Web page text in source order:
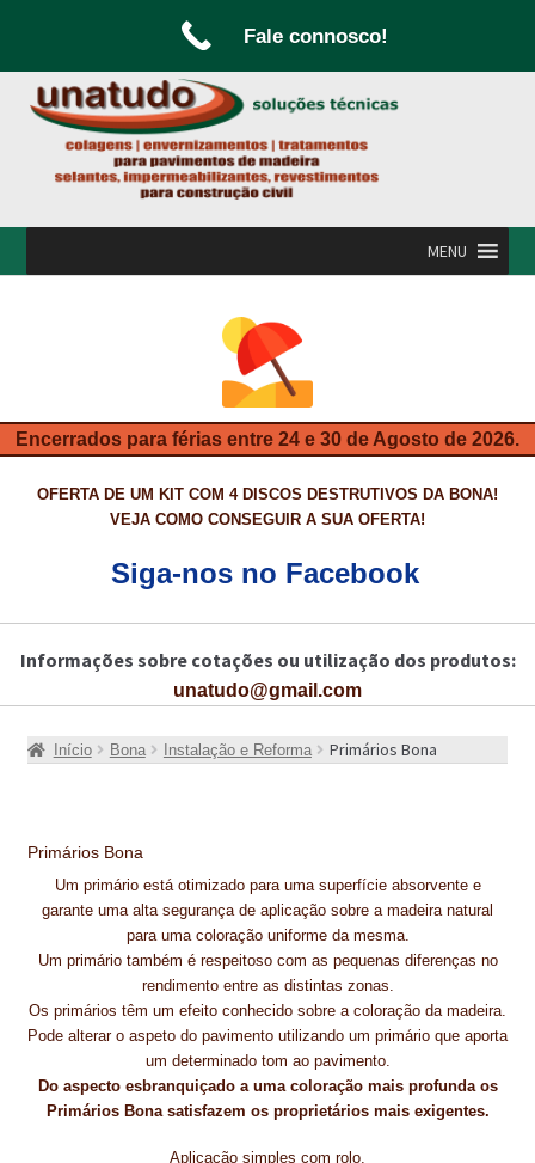
para
navegação
para
conteúdo
MENU
CARPINTARIA E MARCENARIA
FABRICO DE PORTAS E FOLHEAMENTO
COLAGEM DE PISOS DE MADEIRA
BONA?
CONSTRUÇÃO CIVIL
BUCHA QUÍMICA
CURA E SELAGEM PARA PAVIMENTOS DE BETÃO
DESCOFRANTES RETARDADORES E DESATIVANTES
CONTACTOS
Encerrados para férias entre 24 e 30 de Agosto de 2026.
OFERTA DE UM KIT COM 4 DISCOS DESTRUTIVOS DA BONA!
VEJA COMO CONSEGUIR A SUA OFERTA!
Siga-nos no Facebook
Informações sobre cotações ou utilização dos produtos:
unatudo@gmail.com
Início Bona Instalação e Reforma Primários Bona
Primários Bona
Um primário está otimizado para uma superfície absorvente e
garante uma alta segurança de aplicação sobre a madeira natural
para uma coloração uniforme da mesma.
Um primário também é respeitoso com as pequenas diferenças no
rendimento entre as distintas zonas.
Os primários têm um efeito conhecido sobre a coloração da madeira.
Pode alterar o aspeto do pavimento utilizando um primário que aporta
um determinado tom ao pavimento.
Do aspecto esbranquiçado a uma coloração mais profunda os
Primários Bona satisfazem os proprietários mais exigentes.
Aplicação simples com rolo.
Fale connosco!